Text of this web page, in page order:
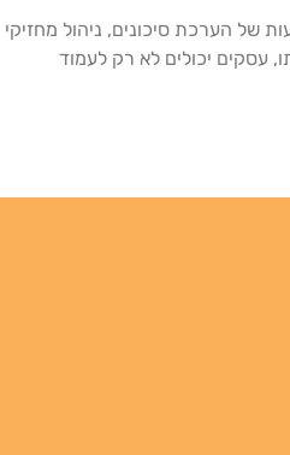
של הערכת סיכונים, ניהול מחזיקי
עסקים יכולים לא רק לעמוד